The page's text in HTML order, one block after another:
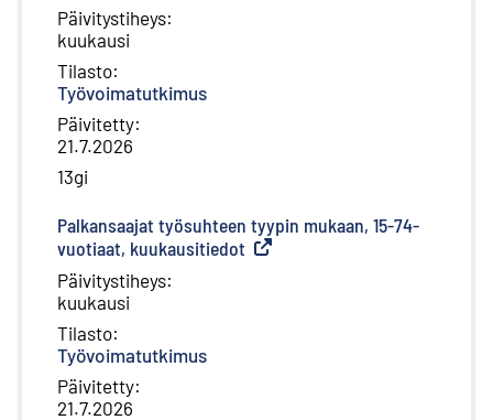
Päivitystiheys:
kuukausi
Tilasto:
Työvoimatutkimus
Päivitetty:
21.7.2026
13gi
Palkansaajat työsuhteen tyypin mukaan, 15-74-
vuotiaat, kuukausitiedot Ulkoinen linkki
Päivitystiheys:
kuukausi
Tilasto:
Työvoimatutkimus
Päivitetty:
21.7.2026